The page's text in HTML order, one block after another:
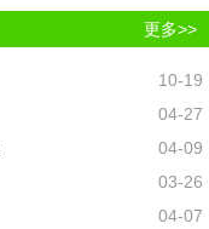
更多>>
10-19
04-27
04-09
03-26
04-07